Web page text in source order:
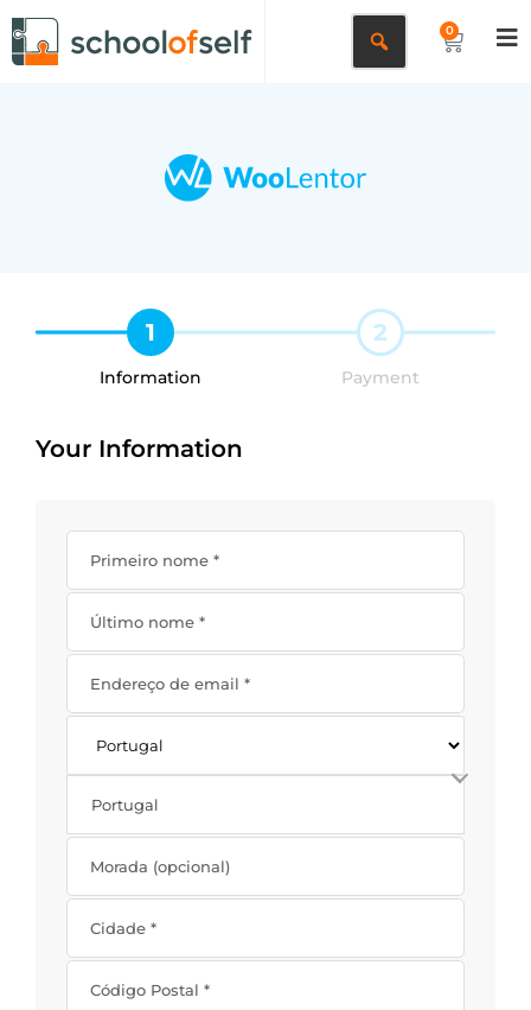
0
1
Information
2
Payment
Your Information
Primeiro nome *
Último nome *
Endereço de email *
Portugal
Morada (opcional)
Cidade *
Código Postal *